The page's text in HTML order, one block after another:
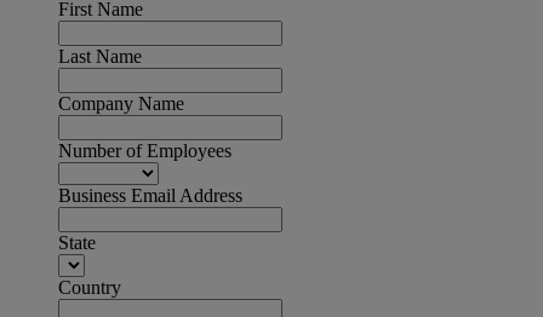
First Name
Last Name
Company Name
Number of Employees
Business Email Address
State
Country